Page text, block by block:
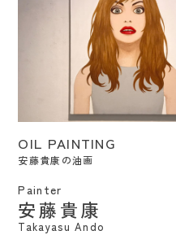
OIL PAINTING
安藤貴康の油画
Painter
安藤貴康
Takayasu Ando